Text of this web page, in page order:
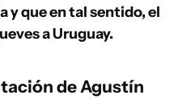
y que en tal sentido, el
a Uruguay.
de Agustín